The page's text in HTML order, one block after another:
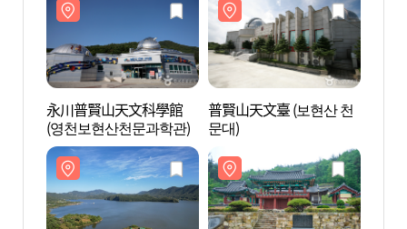
永川普賢山天文科學館
(영천보현산천문과학관)
普賢山天文臺 (보현산 천
문대)